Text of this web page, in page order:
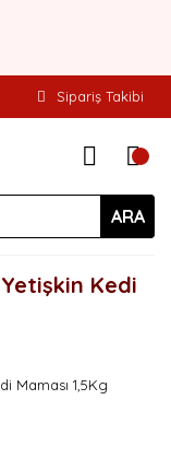
Sipariş Takibi
ARA
Kedi